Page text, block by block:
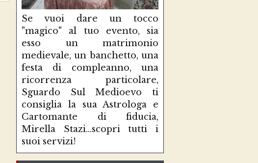
Se vuoi dare un tocco
"magico" al tuo evento, sia
esso un matrimonio
medievale, un banchetto, una
festa di compleanno, una
ricorrenza particolare,
Sguardo Sul Medioevo ti
consiglia la sua Astrologa e
Cartomante di fiducia,
Mirella Stazi...scopri tutti i
suoi servizi!